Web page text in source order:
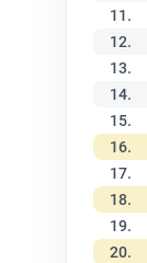
11.
12.
13.
14.
15.
16.
17.
18.
19.
20.